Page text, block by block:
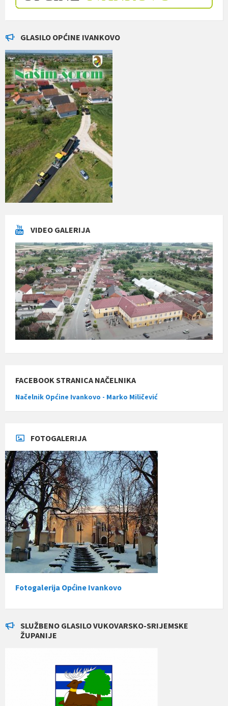
GLASILO OPĆINE IVANKOVO
VIDEO GALERIJA
FACEBOOK STRANICA NAČELNIKA
Načelnik Općine Ivankovo - Marko Miličević
FOTOGALERIJA
Fotogalerija Općine Ivankovo
SLUŽBENO GLASILO VUKOVARSKO-SRIJEMSKE
ŽUPANIJE